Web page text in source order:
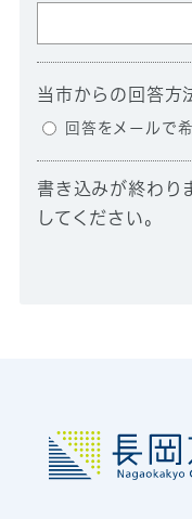
当市からの回答方
回答をメールで
書き込みが終わり
してください。